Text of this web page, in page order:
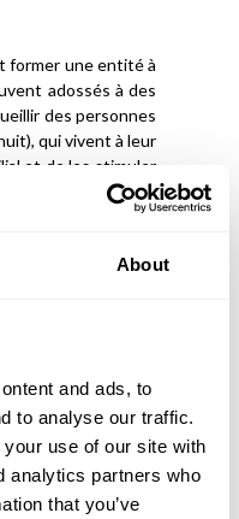
About
and ads, to
to analyse our traffic.
use of our site with
analytics partners who
that you’ve
former une entité à
adossés à des
des personnes
qui vivent à leur
et de les stimuler
chez elles.
de donner à
accompagné pour
EHPAD
prises
sont
l’augmentation de
à nos modes de vie